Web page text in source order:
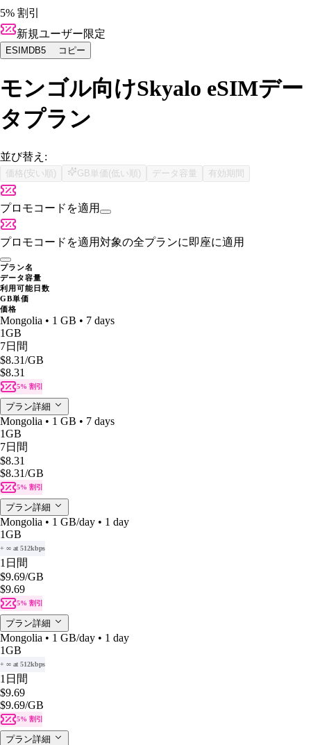
5% 割引
新規ユーザー限定
ESIMDB5 コピー
モンゴル向けSkyalo eSIMデー
タプラン
並び替え:
価格(安い順) GB単価(低い順) データ容量 有効期間
プロモコードを適用
プロモコードを適用対象の全プランに即座に適用
プラン名
データ容量
利用可能日数
GB単価
価格
Mongolia • 1 GB • 7 days
1GB
7日間
$8.31/GB
$8.31
5% 割引
プラン詳細
Mongolia • 1 GB • 7 days
1GB
7日間
$8.31
$8.31/GB
5% 割引
プラン詳細
Mongolia • 1 GB/day • 1 day
1GB
+ ∞ at 512kbps
1日間
$9.69/GB
$9.69
5% 割引
プラン詳細
Mongolia • 1 GB/day • 1 day
1GB
+ ∞ at 512kbps
1日間
$9.69
$9.69/GB
5% 割引
プラン詳細